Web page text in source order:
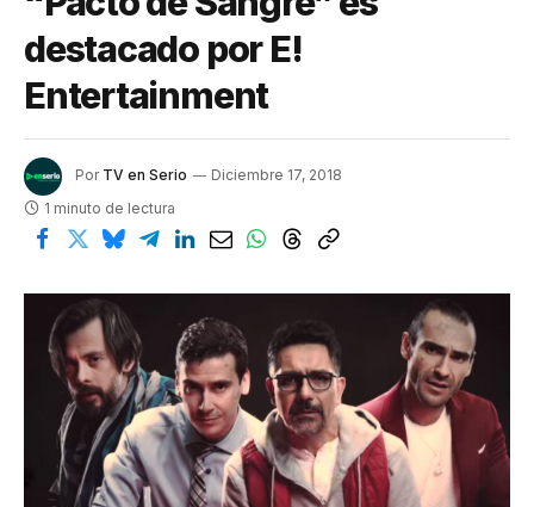
destacado por E!
Entertainment
Por TV en Serio
Diciembre 17, 2018
1 minuto de lectura